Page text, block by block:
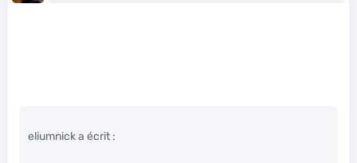
eliumnick a écrit :